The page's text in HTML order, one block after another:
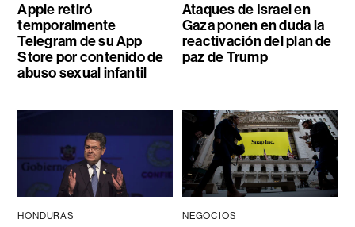
Apple retiró
temporalmente
Telegram de su App
Store por contenido de
abuso sexual infantil
Ataques de Israel en
Gaza ponen en duda la
reactivación del plan de
paz de Trump
HONDURAS NEGOCIOS